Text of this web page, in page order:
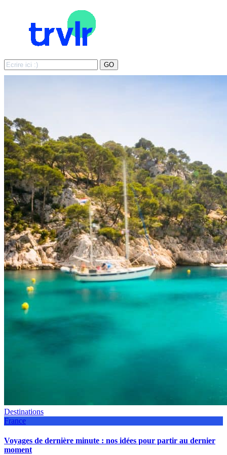
Search
for:
GO
Destinations
France
Voyages de dernière minute : nos idées pour partir au dernier
moment